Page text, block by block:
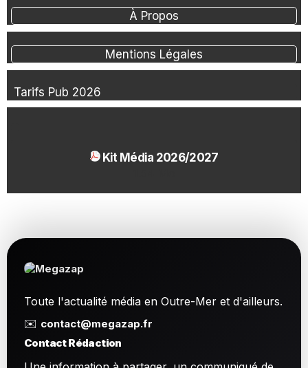
À Propos
Mentions Légales
Tarifs Pub 2026
Kit Média 2026/2027
Toute l'actualité média en Outre-Mer et d'ailleurs.
✉️ contact@megazap.fr
Contact Rédaction